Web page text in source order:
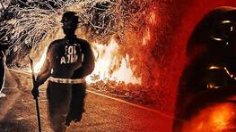
बड़े पुरस्कार समारोहऑस्कर
पर यह चर्चा जोरों पर है कि
साल में ऐसा पहली बार होगा, जब